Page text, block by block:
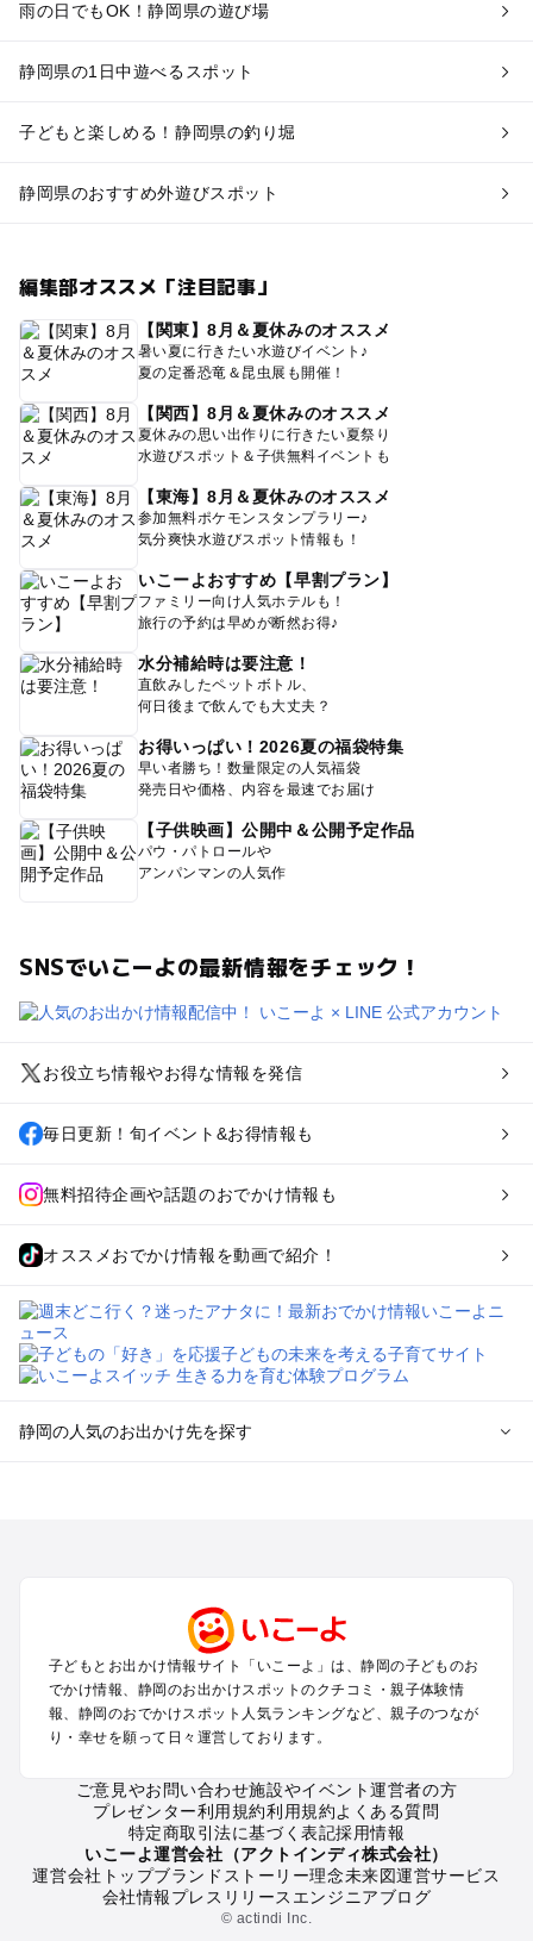
雨の日でもOK！静岡県の遊び場
静岡県の1日中遊べるスポット
子どもと楽しめる！静岡県の釣り堀
静岡県のおすすめ外遊びスポット
編集部オススメ「注目記事」
【関東】8月＆夏休みのオススメ
暑い夏に行きたい水遊びイベント♪
夏の定番恐竜＆昆虫展も開催！
【関西】8月＆夏休みのオススメ
夏休みの思い出作りに行きたい夏祭り
水遊びスポット＆子供無料イベントも
【東海】8月＆夏休みのオススメ
参加無料ポケモンスタンプラリー♪
気分爽快水遊びスポット情報も！
いこーよおすすめ【早割プラン】
ファミリー向け人気ホテルも！
旅行の予約は早めが断然お得♪
水分補給時は要注意！
直飲みしたペットボトル、
何日後まで飲んでも大丈夫？
お得いっぱい！2026夏の福袋特集
早い者勝ち！数量限定の人気福袋
発売日や価格、内容を最速でお届け
【子供映画】公開中＆公開予定作品
パウ・パトロールや
アンパンマンの人気作
SNSでいこーよの最新情報をチェック！
お役立ち情報やお得な情報を発信
毎日更新！旬イベント&お得情報も
無料招待企画や話題のおでかけ情報も
オススメおでかけ情報を動画で紹介！
静岡の人気のお出かけ先を探す
小田原・熱海・湯河原・真鶴のプールお出かけ
中伊豆・西伊豆・南伊豆のプールお出かけ
静岡・清水のプールお出かけ
三島・沼津のプールお出かけ
掛川・磐田・袋井のプールお出かけ
大井川・寸又峡・川根のプールお出かけ
静岡の定番お出かけスポット
静岡の遊園地
静岡の動物園
子どもとお出かけ情報サイト「いこーよ」は、静岡の子どものお
でかけ情報、静岡のお出かけスポットのクチコミ・親子体験情
報、静岡のおでかけスポット人気ランキングなど、親子のつなが
り・幸せを願って日々運営しております。
ご意見やお問い合わせ施設やイベント運営者の方
プレゼンター利用規約利用規約よくある質問
特定商取引法に基づく表記採用情報
いこーよ運営会社（アクトインディ株式会社）
運営会社トップブランドストーリー理念未来図運営サービス
会社情報プレスリリース エンジニアブログ
© actindi Inc.